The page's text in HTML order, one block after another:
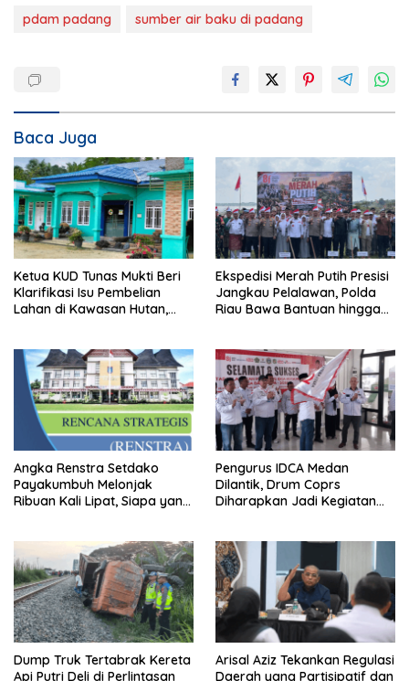
pdam padang
sumber air baku di padang
Baca Juga
Ketua KUD Tunas Mukti Beri
Klarifikasi Isu Pembelian
Lahan di Kawasan Hutan,
Ekspedisi Merah Putih Presisi
Jangkau Pelalawan, Polda
Riau Bawa Bantuan hingga
Angka Renstra Setdako
Payakumbuh Melonjak
Ribuan Kali Lipat, Siapa yang
Pengurus IDCA Medan
Dilantik, Drum Coprs
Diharapkan Jadi Kegiatan
Dump Truk Tertabrak Kereta
Api Putri Deli di Perlintasan
Arisal Aziz Tekankan Regulasi
Daerah yang Partisipatif dan